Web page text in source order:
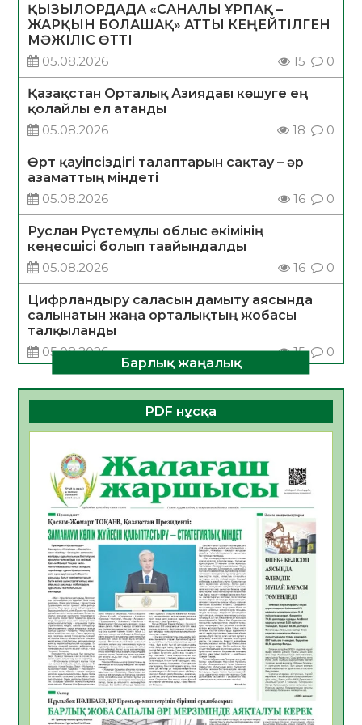
ҚЫЗЫЛОРДАДА «САНАЛЫ ҰРПАҚ –
ЖАРҚЫН БОЛАШАҚ» АТТЫ КЕҢЕЙТІЛГЕН
МӘЖІЛІС ӨТТІ
05.08.2026
15 0
Қазақстан Орталық Азиядағы көшуге ең
қолайлы ел атанды
05.08.2026
18 0
Өрт қауіпсіздігі талаптарын сақтау – әр
азаматтың міндеті
05.08.2026
16 0
Руслан Рүстемұлы облыс әкімінің
кеңесшісі болып тағайындалды
05.08.2026
16 0
Цифрландыру саласын дамыту аясында
салынатын жаңа орталықтың жобасы
талқыланды
05.08.2026
15 0
құралдарының таныстырылымы өтті
05.08.2026
16 0
Қазақстандықтардың 72,3%-ы жаңа
Құрылтай үшін дауыс беруге дайын
05.08.2026
17
ӘРБІР ДАУЫС – ҚОҒАМ ДАМУЫНА
ҚОСЫЛҒАН ҮЛЕС
05.08.2026
24
ҚҰРЫЛТАЙ САЙЛАУЫ – БІРЛІК ПЕН
ЖАУАПКЕРШІЛІККЕ БАСТАЙТЫН ҚАДАМ
05.08.2026
22
Мектептен – Ұлттық ұлан сапына
04.08.2026
34
Үкіметтік емес ұйымдарға арналған
Барлық жаңалық
PDF нұсқа